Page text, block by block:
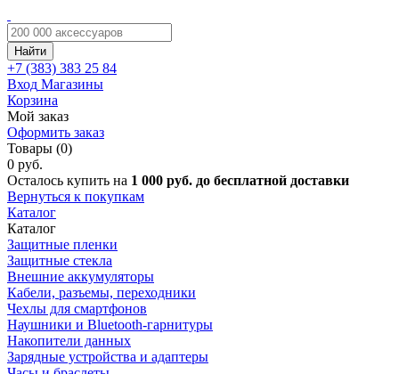
Найти
+7 (383) 383 25 84
Вход Магазины
Корзина
Мой заказ
Оформить заказ
Товары (0)
0 руб.
Осталось купить на 1 000 руб. до бесплатной доставки
Вернуться к покупкам
Каталог
Каталог
Защитные пленки
Защитные стекла
Внешние аккумуляторы
Кабели, разъемы, переходники
Чехлы для смартфонов
Наушники и Bluetooth-гарнитуры
Накопители данных
Зарядные устройства и адаптеры